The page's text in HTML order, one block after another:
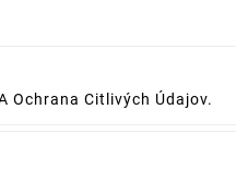
Ochrana Citlivých Údajov.